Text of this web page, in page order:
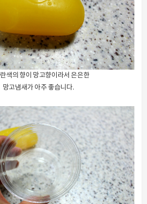
색의 향이 망고향이라서 은은한
망고냄새가 아주 좋습니다.